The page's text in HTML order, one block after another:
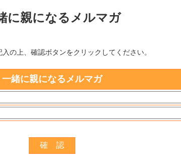
に親になるメルマガ
の上、確認ボタンをクリックしてください。
一緒に親になるメルマガ